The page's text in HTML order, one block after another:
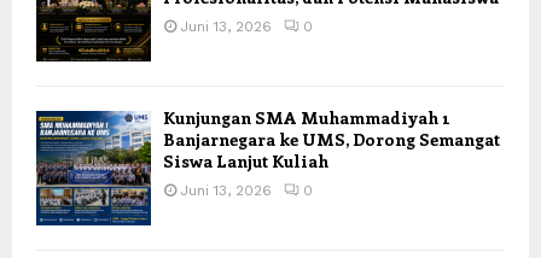
Juni 13, 2026 0
Kunjungan SMA Muhammadiyah 1
Banjarnegara ke UMS, Dorong Semangat
Siswa Lanjut Kuliah
Juni 13, 2026 0